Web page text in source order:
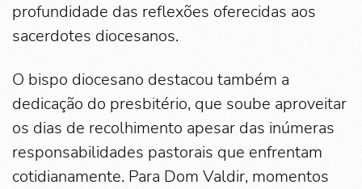
profundidade das reflexões oferecidas aos
sacerdotes diocesanos.
O bispo diocesano destacou também a
dedicação do presbitério, que soube aproveitar
os dias de recolhimento apesar das inúmeras
responsabilidades pastorais que enfrentam
cotidianamente. Para Dom Valdir, momentos